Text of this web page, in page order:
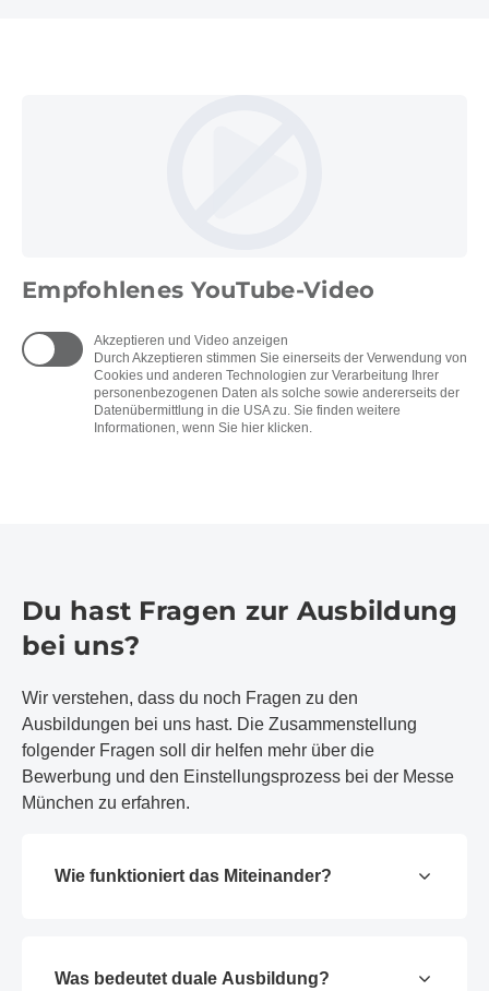
Empfohlenes YouTube-Video
Akzeptieren und Video anzeigen
Durch Akzeptieren stimmen Sie einerseits der Verwendung von
Cookies und anderen Technologien zur Verarbeitung Ihrer
personenbezogenen Daten als solche sowie andererseits der
Datenübermittlung in die USA zu. Sie finden weitere
Informationen, wenn Sie hier klicken.
Du hast Fragen zur Ausbildung
bei uns?
Wir verstehen, dass du noch Fragen zu den
Ausbildungen bei uns hast. Die Zusammenstellung
folgender Fragen soll dir helfen mehr über die
Bewerbung und den Einstellungsprozess bei der Messe
München zu erfahren.
Wie funktioniert das Miteinander?
Was bedeutet duale Ausbildung?